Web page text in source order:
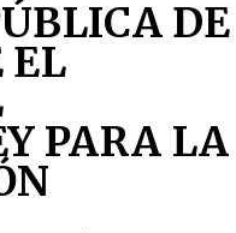
DE
EL
PARA LA